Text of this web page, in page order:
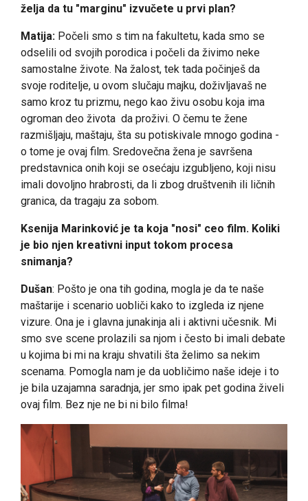
želja da tu "marginu" izvučete u prvi plan?
Matija: Počeli smo s tim na fakultetu, kada smo se
odselili od svojih porodica i počeli da živimo neke
samostalne živote. Na žalost, tek tada počinješ da
svoje roditelje, u ovom slučaju majku, doživljavaš ne
samo kroz tu prizmu, nego kao živu osobu koja ima
ogroman deo života da proživi. O čemu te žene
razmišljaju, maštaju, šta su potiskivale mnogo godina -
o tome je ovaj film. Sredovečna žena je savršena
predstavnica onih koji se osećaju izgubljeno, koji nisu
imali dovoljno hrabrosti, da li zbog društvenih ili ličnih
granica, da tragaju za sobom.
Ksenija Marinković je ta koja "nosi" ceo film. Koliki
je bio njen kreativni input tokom procesa
snimanja?
Dušan: Pošto je ona tih godina, mogla je da te naše
maštarije i scenario uobliči kako to izgleda iz njene
vizure. Ona je i glavna junakinja ali i aktivni učesnik. Mi
smo sve scene prolazili sa njom i često bi imali debate
u kojima bi mi na kraju shvatili šta želimo sa nekim
scenama. Pomogla nam je da uobličimo naše ideje i to
je bila uzajamna saradnja, jer smo ipak pet godina živeli
ovaj film. Bez nje ne bi ni bilo filma!